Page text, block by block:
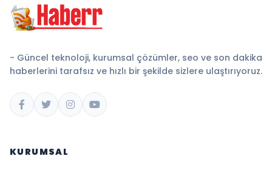
- Güncel teknoloji, kurumsal çözümler, seo ve son dakika
haberlerini tarafsız ve hızlı bir şekilde sizlere ulaştırıyoruz.
KURUMSAL